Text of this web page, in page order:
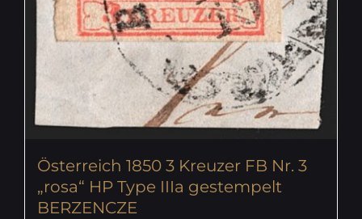
Österreich 1850 3 Kreuzer FB Nr. 3
„rosa“ HP Type IIIa gestempelt
BERZENCZE